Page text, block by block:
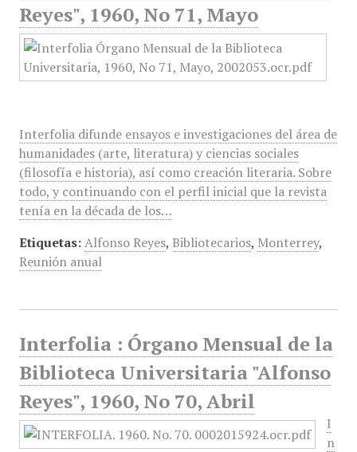
Reyes", 1960, No 71, Mayo
Interfolia difunde ensayos e investigaciones del área de
humanidades (arte, literatura) y ciencias sociales
(filosofía e historia), así como creación literaria. Sobre
todo, y continuando con el perfil inicial que la revista
tenía en la década de los…
Etiquetas: Alfonso Reyes, Bibliotecarios, Monterrey,
Reunión anual
Interfolia : Órgano Mensual de la
Biblioteca Universitaria "Alfonso
Reyes", 1960, No 70, Abril
I
n